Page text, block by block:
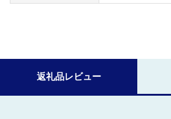
返礼品レビュー